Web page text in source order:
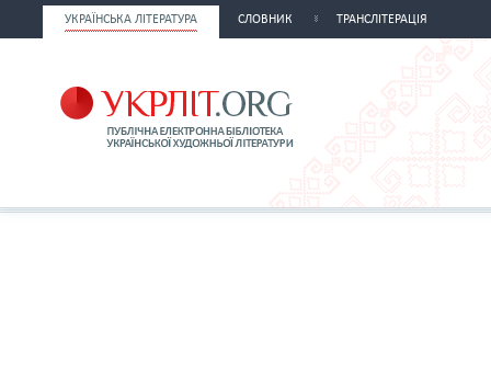
УКРАЇНСЬКА ЛІТЕРАТУРА СЛОВНИК ТРАНСЛІТЕРАЦІЯ